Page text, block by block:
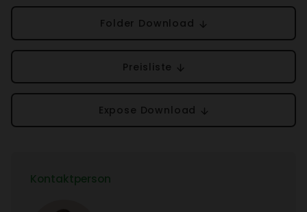
Folder Down­load
Preis­liste
Expose Down­load
Kontakt­person